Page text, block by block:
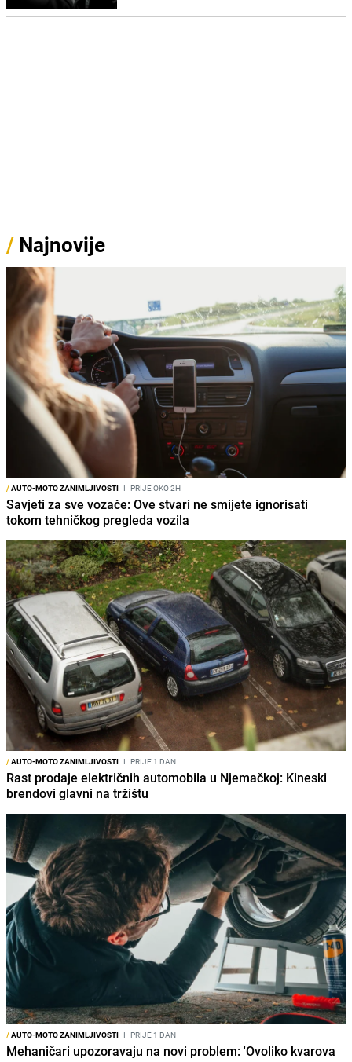
/ Najnovije
/AUTO-MOTO ZANIMLJIVOSTI I PRIJE OKO 2H
Savjeti za sve vozače: Ove stvari ne smijete ignorisati
tokom tehničkog pregleda vozila
/AUTO-MOTO ZANIMLJIVOSTI I PRIJE 1 DAN
Rast prodaje električnih automobila u Njemačkoj: Kineski
brendovi glavni na tržištu
/AUTO-MOTO ZANIMLJIVOSTI I PRIJE 1 DAN
Mehaničari upozoravaju na novi problem: 'Ovoliko kvarova